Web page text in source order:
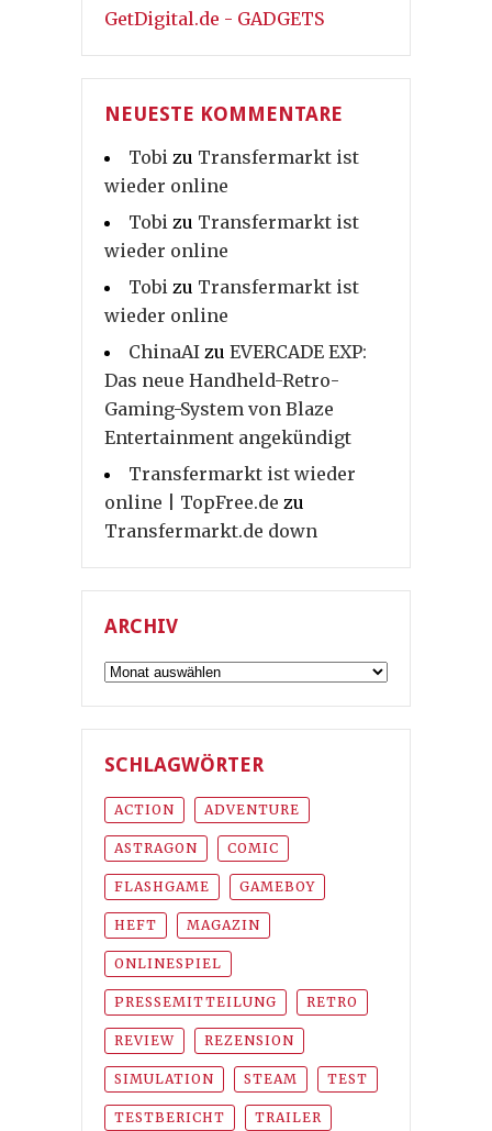
GetDigital.de - GADGETS
NEUESTE KOMMENTARE
Tobi zu Transfermarkt ist
wieder online
Tobi zu Transfermarkt ist
wieder online
Tobi zu Transfermarkt ist
wieder online
ChinaAI zu EVERCADE EXP:
Das neue Handheld-Retro-
Gaming-System von Blaze
Entertainment angekündigt
Transfermarkt ist wieder
online | TopFree.de zu
Transfermarkt.de down
ARCHIV
Archiv
SCHLAGWÖRTER
ACTION ADVENTURE
ASTRAGON COMIC
FLASHGAME GAMEBOY
HEFT MAGAZIN
ONLINESPIEL
PRESSEMITTEILUNG RETRO
REVIEW REZENSION
SIMULATION STEAM TEST
TESTBERICHT TRAILER